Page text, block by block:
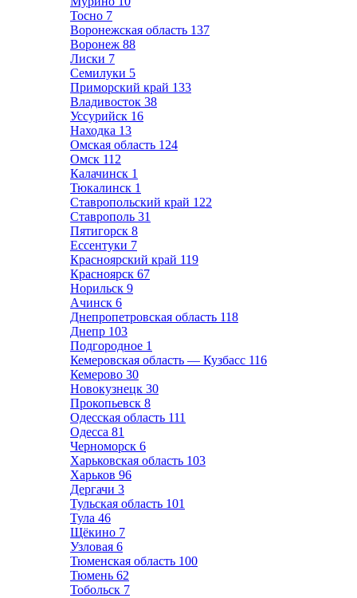
Тосно 7
Воронежская область 137
Воронеж 88
Лиски 7
Семилуки 5
Приморский край 133
Владивосток 38
Уссурийск 16
Находка 13
Омская область 124
Омск 112
Калачинск 1
Тюкалинск 1
Ставропольский край 122
Ставрополь 31
Пятигорск 8
Ессентуки 7
Красноярский край 119
Красноярск 67
Норильск 9
Ачинск 6
Днепропетровская область 118
Днепр 103
Подгородное 1
Кемеровская область — Кузбасс 116
Кемерово 30
Новокузнецк 30
Прокопьевск 8
Одесская область 111
Одесса 81
Черноморск 6
Харьковская область 103
Харьков 96
Дергачи 3
Тульская область 101
Тула 46
Щёкино 7
Узловая 6
Тюменская область 100
Тюмень 62
Тобольск 7